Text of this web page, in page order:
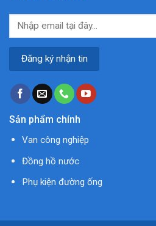
Sản phẩm chính
Van công nghiệp
Đồng hồ nước
Phụ kiện đường ống